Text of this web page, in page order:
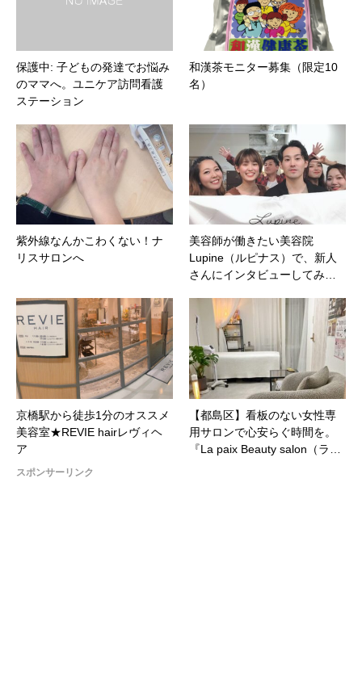
保護中: 子どもの発達でお悩み
のママへ。ユニケア訪問看護
ステーション
和漢茶モニター募集（限定10
名）
紫外線なんかこわくない！ナ
リスサロンへ
美容師が働きたい美容院
Lupine（ルピナス）で、新人
さんにインタビューしてみ…
京橋駅から徒歩1分のオススメ
美容室★REVIE hairレヴィヘ
ア
【都島区】看板のない女性専
用サロンで心安らぐ時間を。
『La paix Beauty salon（ラ…
スポンサーリンク